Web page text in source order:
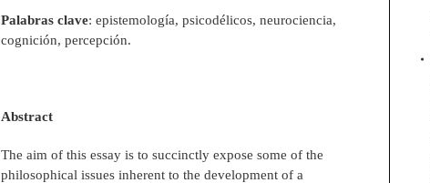
Palabras clave: epistemología, psicodélicos, neurociencia,
cognición, percepción.
Abstract
The aim of this essay is to succinctly expose some of the
philosophical issues inherent to the development of a